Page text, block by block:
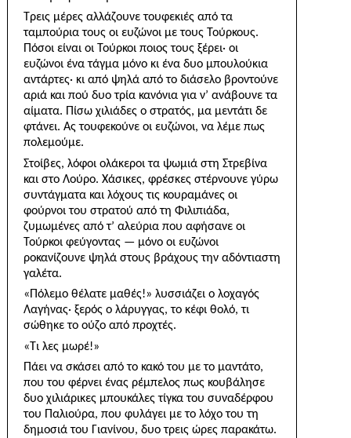
Τρεις μέρες αλλάζουνε τουφεκιές από τα
ταμπούρια τους οι ευζώνοι με τους Τούρκους.
Πόσοι είναι οι Τούρκοι ποιος τους ξέρει· οι
ευζώνοι ένα τάγμα μόνο κι ένα δυο μπουλούκια
αντάρτες· κι από ψηλά από το διάσελο βροντούνε
αριά και πού δυο τρία κανόνια για ν’ ανάβουνε τα
αίματα. Πίσω χιλιάδες ο στρατός, μα μεντάτι δε
φτάνει. Ας τουφεκούνε οι ευζώνοι, να λέμε πως
πολεμούμε.
Στοίβες, λόφοι ολάκεροι τα ψωμιά στη Στρεβίνα
και στο Λούρο. Χάσικες, φρέσκες στέρνουνε γύρω
συντάγματα και λόχους τις κουραμάνες οι
φούρνοι του στρατού από τη Φιλιπιάδα,
ζυμωμένες από τ’ αλεύρια που αφήσανε οι
Τούρκοι φεύγοντας — μόνο οι ευζώνοι
ροκανίζουνε ψηλά στους βράχους την αδόντιαστη
γαλέτα.
«Πόλεμο θέλατε μαθές!» λυσσιάζει ο λοχαγός
Λαγήνας· ξερός ο λάρυγγας, το κέφι θολό, τι
σώθηκε το ούζο από προχτές.
«Τι λες μωρέ!»
Πάει να σκάσει από το κακό του με το μαντάτο,
που του φέρνει ένας ρέμπελος πως κουβάλησε
δυο χι­λιάρικες μπουκάλες τίγκα του συναδέρφου
του Παλιούρα, που φυλάγει με το λόχο του τη
δημοσιά του Γιανίνου, δυο τρεις ώρες παρακάτω.